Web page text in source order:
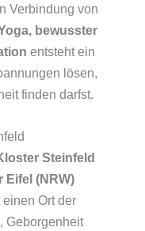
Verbindung von
bewusster
entsteht ein
lösen,
finden darfst.
Steinfeld
Eifel (NRW)
einen Ort der
Geborgenheit